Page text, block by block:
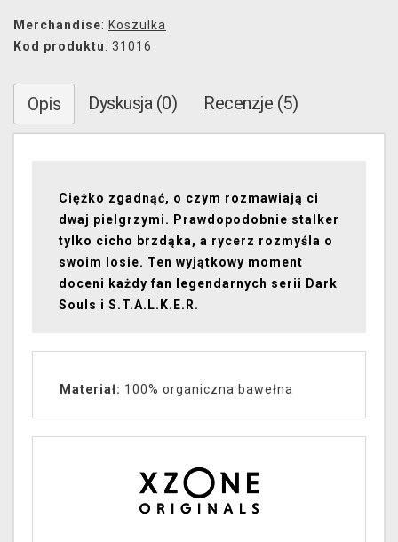
Merchandise: Koszulka
Kod produktu: 31016
Opis Dyskusja (0) Recenzje (5)
Ciężko zgadnąć, o czym rozmawiają ci
dwaj pielgrzymi. Prawdopodobnie stalker
tylko cicho brzdąka, a rycerz rozmyśla o
swoim losie. Ten wyjątkowy moment
doceni każdy fan legendarnych serii Dark
Souls i S.T.A.L.K.E.R.
Materiał: 100% organiczna bawełna